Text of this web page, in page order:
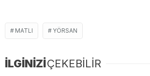
MATLI YÖRSAN
İLGİNİZİÇEKEBİLİR